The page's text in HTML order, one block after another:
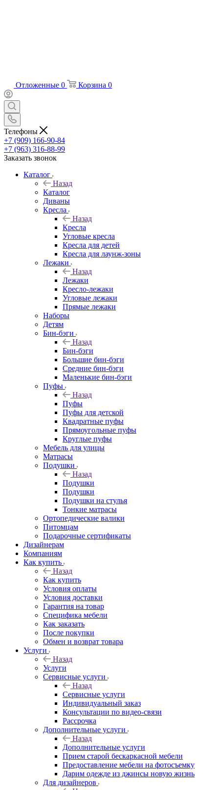
Отложенные 0 Корзина 0
Телефоны
+7 (909) 166-90-84
+7 (963) 316-88-99
Заказать звонок
Каталог
Назад
Каталог
Диваны
Кресла
Назад
Кресла
Угловые кресла
Кресла для детей
Кресла для лаунж-зоны
Лежаки
Назад
Лежаки
Кресло-лежаки
Угловые лежаки
Прямые лежаки
Наборы
Детям
Бин-бэги
Назад
Бин-бэги
Большие бин-бэги
Средние бин-бэги
Маленькие бин-бэги
Пуфы
Назад
Пуфы
Пуфы для детской
Квадратные пуфы
Прямоугольные пуфы
Круглые пуфы
Мебель для улицы
Матрасы
Подушки
Назад
Подушки
Подушки
Подушки на стулья
Тонкие матрасы
Ортопедические валики
Питомцам
Подарочные сертификаты
Дизайнерам
Компаниям
Как купить
Назад
Как купить
Условия оплаты
Условия доставки
Гарантия на товар
Специфика мебели
Как заказать
После покупки
Обмен и возврат товара
Услуги
Назад
Услуги
Сервисные услуги
Назад
Сервисные услуги
Индивидуальный заказ
Консультации по видео-связи
Рассрочка
Дополнительные услуги
Назад
Дополнительные услуги
Прием старой бескаркасной мебели
Предоставление мебели на фотосъемку
Дарим одежде из джинсы новую жизнь
Для дизайнеров